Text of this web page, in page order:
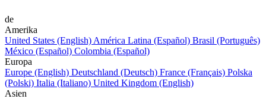
de
Amerika
United States (English) América Latina (Español) Brasil (Português)
México (Español) Colombia (Español)
Europa
Europe (English) Deutschland (Deutsch) France (Français) Polska
(Polski) Italia (Italiano) United Kingdom (English)
Asien